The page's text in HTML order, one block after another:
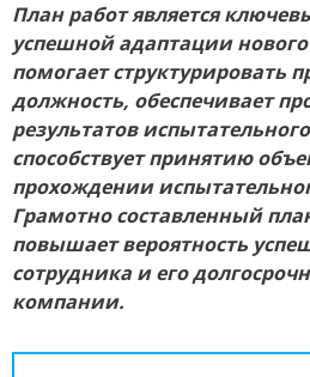
План работ является
успешной адаптации
помогает структурировать
должность, обеспечивает
результатов
способствует принятию
прохождении
Грамотно составленный
повышает вероятность
сотрудника и его
компании.